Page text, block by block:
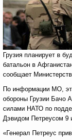
Грузия планирует в
батальон в
сообщает
По информации МО,
обороны Грузии Бачо
силами НАТО по
Дэвидом Петреусом 9
«Генерал Петреус